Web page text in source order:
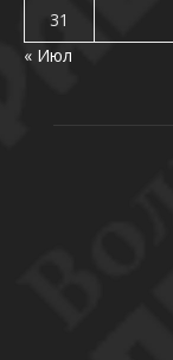
31
« Июл